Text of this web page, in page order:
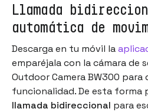
Llamada
automática de
Descarga en tu móvil la
emparéjala con la cámara de
Outdoor Camera BW300
funcionalidad. De esta forma
llamada bidireccional para